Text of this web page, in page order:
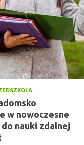
w nowoczesne
nauki zdalnej